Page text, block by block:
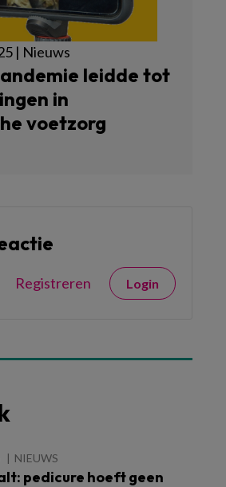
| Nieuws
leidde tot
in
voetzorg
Registreren Login
NIEUWS
pedicure hoeft geen